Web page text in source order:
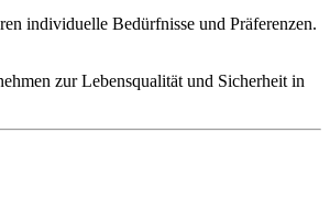
individuelle Bedürfnisse und Präferenzen.
zur Lebensqualität und Sicherheit in